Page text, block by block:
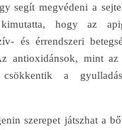
segít megvédeni a
hogy az
és érrendszeri
antioxidánsok, mint
csökkentik a
szerepet játszhat a